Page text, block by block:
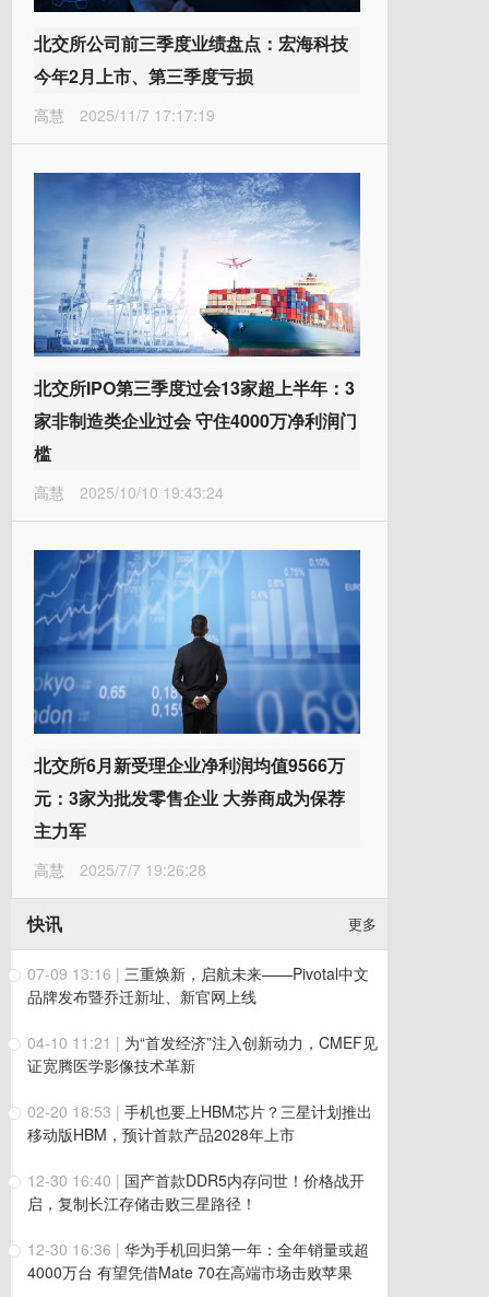
北交所公司前三季度业绩盘点：宏海科技
今年2月上市、第三季度亏损
高慧 2025/11/7 17:17:19
北交所IPO第三季度过会13家超上半年：3
家非制造类企业过会 守住4000万净利润门
槛
高慧 2025/10/10 19:43:24
北交所6月新受理企业净利润均值9566万
元：3家为批发零售企业 大券商成为保荐
主力军
高慧 2025/7/7 19:26:28
快讯 更多
07-09 13:16 | 三重焕新，启航未来——Pivotal中文
品牌发布暨乔迁新址、新官网上线
04-10 11:21 | 为“首发经济”注入创新动力，CMEF见
证宽腾医学影像技术革新
02-20 18:53 | 手机也要上HBM芯片？三星计划推出
移动版HBM，预计首款产品2028年上市
12-30 16:40 | 国产首款DDR5内存问世！价格战开
启，复制长江存储击败三星路径！
12-30 16:36 | 华为手机回归第一年：全年销量或超
4000万台 有望凭借Mate 70在高端市场击败苹果